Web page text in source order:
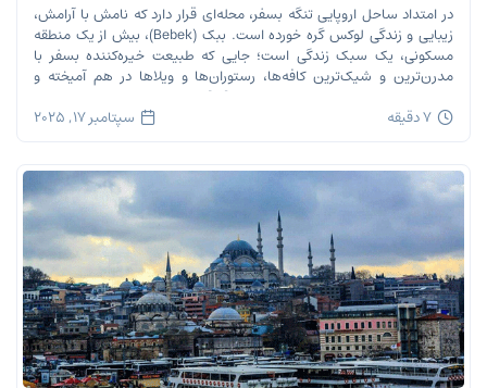
در امتداد ساحل اروپایی تنگه بسفر، محله‌ای قرار دارد که نامش با آرامش،
زیبایی و زندگی لوکس گره خورده است. ببک (Bebek)، بیش از یک منطقه
مسکونی، یک سبک زندگی است؛ جایی که طبیعت خیره‌کننده بسفر با
مدرن‌ترین و شیک‌ترین کافه‌ها، رستوران‌ها و ویلاها در هم آمیخته و
تصویری بی‌نظیر از استانبول معاصر را به […]
7 دقیقه سپتامبر 17, 2025